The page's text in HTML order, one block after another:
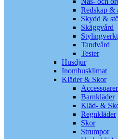
Redskap &
Skydd &
Skäggvård
Tandvård
Tester
Husdjur
Inomhusklimat
Kläder & Skor
Accessoarer
Barnkläder
Kläd- &
Regnkläder
Skor
Strumpor